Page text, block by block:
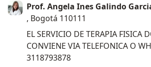
Prof. Angela Ines Galindo
, Bogotá 110111
EL SERVICIO DE TERAPIA FISICA
CONVIENE VIA TELEFONICA O
3118793878